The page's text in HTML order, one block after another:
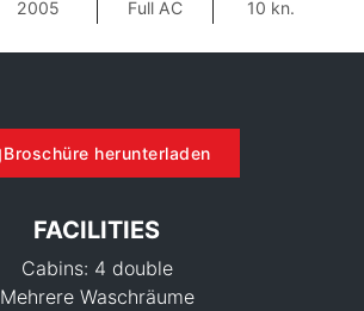
2005 Full AC 10 kn.
Broschüre herunterladen
FACILITIES
Cabins: 4 double
Mehrere Waschräume